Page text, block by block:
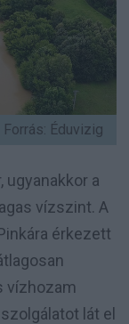
Forrás: Éduvizig
ugyanakkor a
vízszint. A
érkezett
vízhozam
lát el